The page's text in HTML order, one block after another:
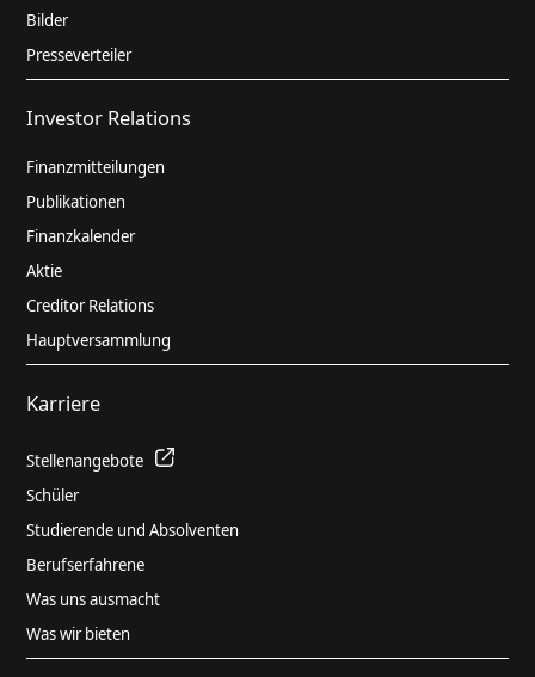
Bilder
Presseverteiler
Investor Relations
Finanzmitteilungen
Publikationen
Finanzkalender
Aktie
Creditor Relations
Hauptversammlung
Karriere
Stellenangebote
Schüler
Studierende und Absolventen
Berufserfahrene
Was uns ausmacht
Was wir bieten